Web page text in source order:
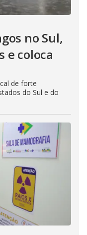
no Sul,
e coloca
de forte
do Sul e do